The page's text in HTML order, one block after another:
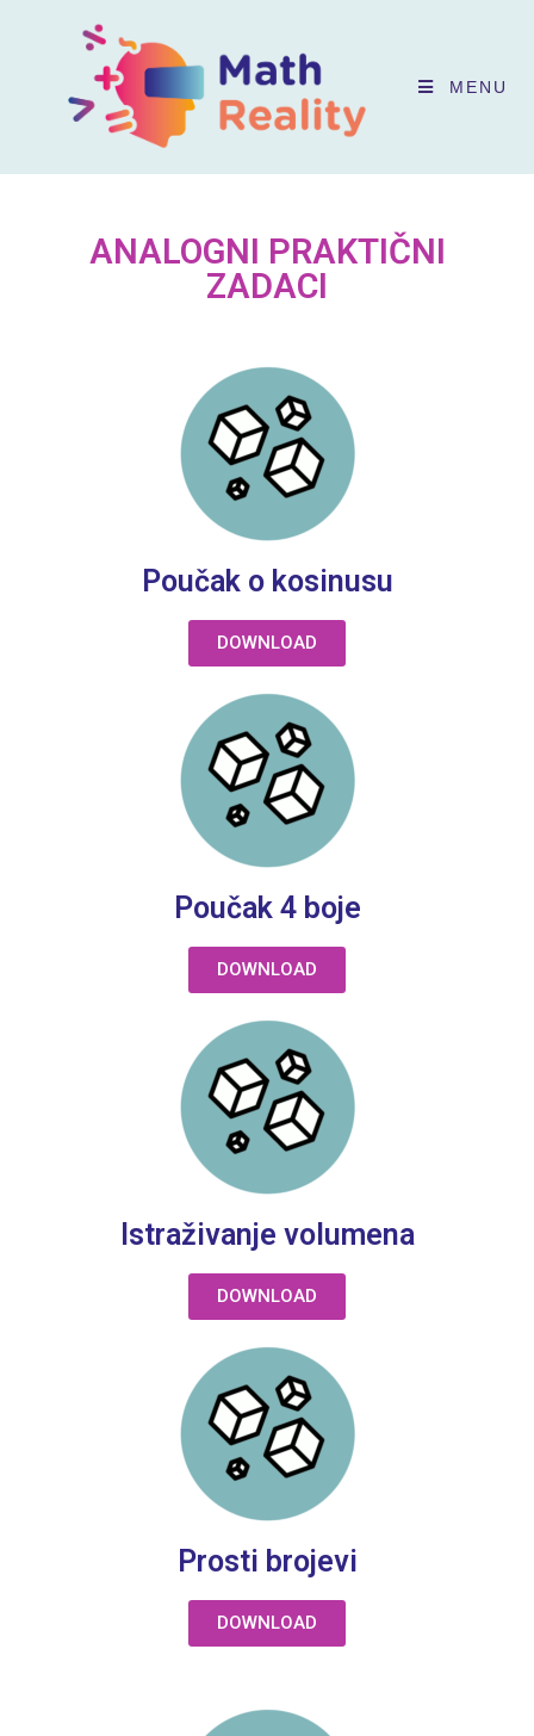
MENU
ANALOGNI PRAKTIČNI
ZADACI
Poučak o kosinusu
DOWNLOAD
Poučak 4 boje
DOWNLOAD
Istraživanje volumena
DOWNLOAD
Prosti brojevi
DOWNLOAD